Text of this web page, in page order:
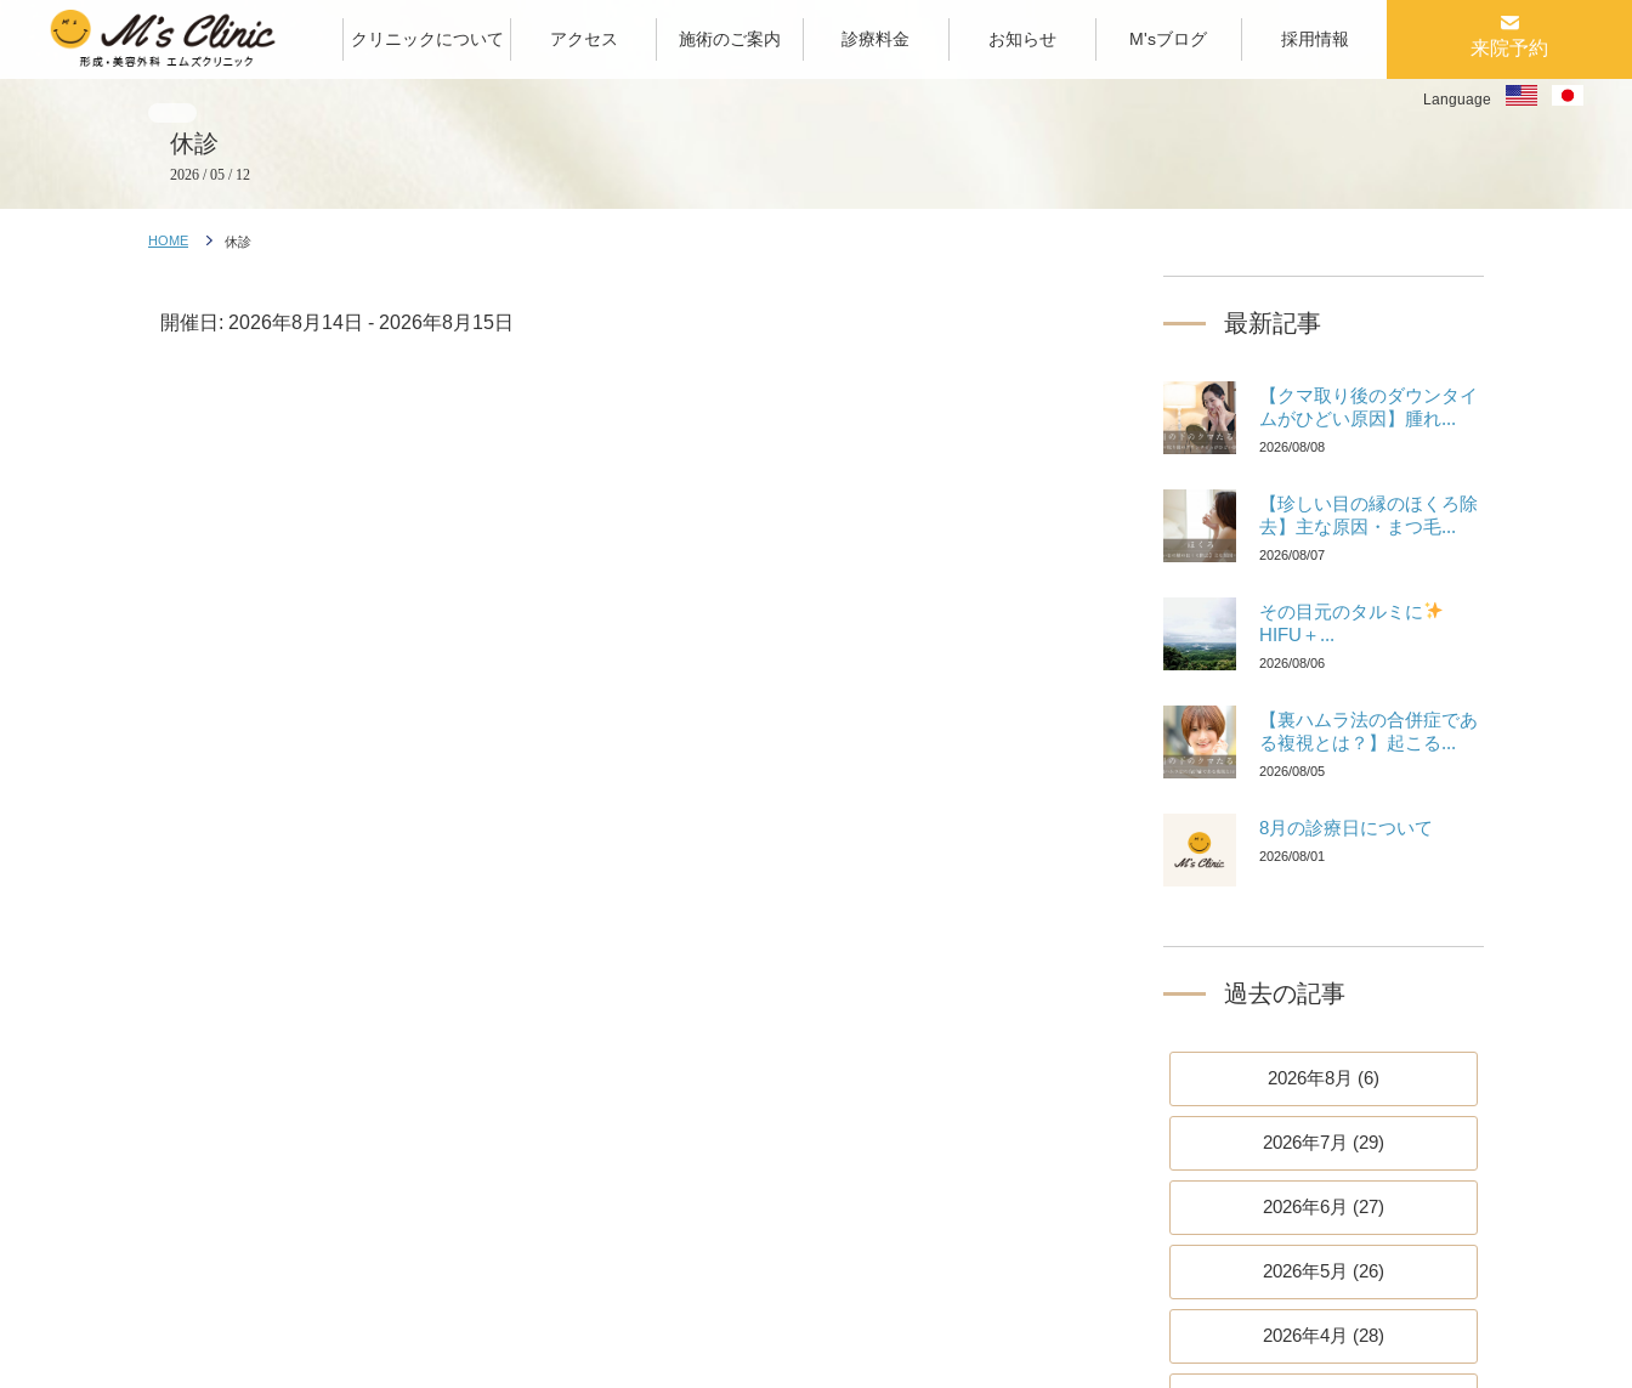
クリニックについて アクセス 施術のご案内 診療料金 お知らせ M'sブログ 採用情報 来院予約
Language
休診
2026 / 05 / 12
HOME 休診
開催日: 2026年8月14日 - 2026年8月15日 最新記事
【クマ取り後のダウンタイ
ムがひどい原因】腫れ...
2026/08/08
【珍しい目の縁のほくろ除
去】主な原因・まつ毛...
2026/08/07
その目元のタルミに
HIFU＋...
2026/08/06
【裏ハムラ法の合併症であ
る複視とは？】起こる...
2026/08/05
8月の診療日について
2026/08/01
過去の記事
2026年8月 (6)
2026年7月 (29)
2026年6月 (27)
2026年5月 (26)
2026年4月 (28)